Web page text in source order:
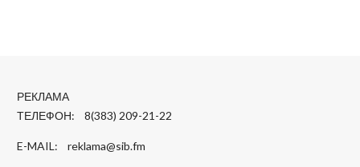
РЕКЛАМА
ТЕЛЕФОН: 8(383) 209-21-22
E-MAIL: reklama@sib.fm